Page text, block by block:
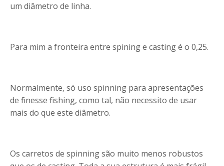
um diâmetro de linha.
Para mim a fronteira entre spining e casting é o 0,25.
Normalmente, só uso spinning para apresentações
de finesse fishing, como tal, não necessito de usar
mais do que este diâmetro.
Os carretos de spinning são muito menos robustos